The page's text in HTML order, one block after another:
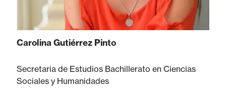
Carolina Gutiérrez Pinto
Secretaria de Estudios Bachillerato en Ciencias
Sociales y Humanidades